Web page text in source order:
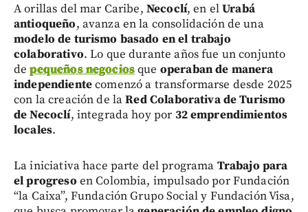
A orillas del mar Caribe, Necoclí, en elUrabá
antioqueño, avanza en la consolidación de una
modelo de turismo basado en el trabajo
colaborativo. Lo que durante años fue un conjunto
depequeños negociosque operaban de manera
independientecomenzó a transformarse desde 2025
con la creación de laRed Colaborativa de Turismo
de Necoclí, integrada hoy por 32 emprendimientos
locales.
La iniciativa hace parte del programa Trabajo para
el progreso en Colombia, impulsado por Fundación
“la Caixa”, Fundación Grupo Social y Fundación Visa,